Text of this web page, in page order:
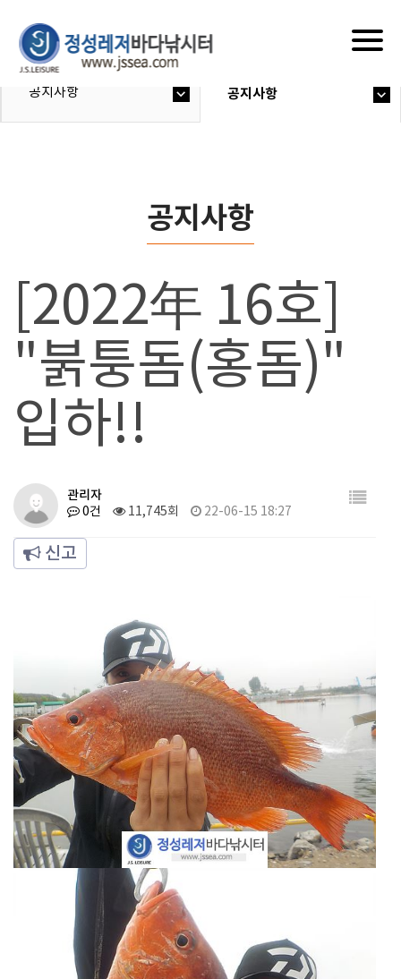
공지사항 공지사항
공지사항
[2022年 16호]
"붉퉁돔(홍돔)"
입하!!
관리자
0건 11,745회 22-06-15 18:27
신고